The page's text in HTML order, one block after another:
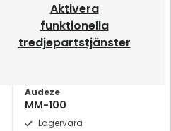
Aktivera
funktionella
tredjepartstjänster
Audeze
MM-100
Lagervara